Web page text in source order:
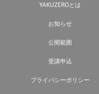
YAKUZEROとは
お知らせ
公開範囲
受講申込
プライバシーポリシー